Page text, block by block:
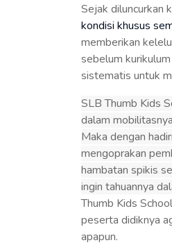
Sejak diluncurkan
kondisi khusus
memberikan
sebelum
sistematis untuk
SLB Thumb Kids
dalam
Maka dengan
mengoprakan
hambatan spikis
ingin tahuannya
Thumb Kids
peserta didiknya
apapun.